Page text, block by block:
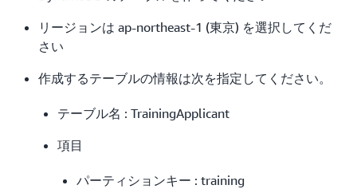
リージョンは ap-northeast-1 (東京) を選択してくだ
さい
作成するテーブルの情報は次を指定してください。
テーブル名 : TrainingApplicant
項目
パーティションキー : training